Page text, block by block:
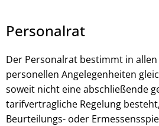
Personalrat
Der Personalrat bestimmt in
personellen Angelegenheiten
soweit nicht eine abschließende
tarifvertragliche Regelung
Beurteilungs- oder